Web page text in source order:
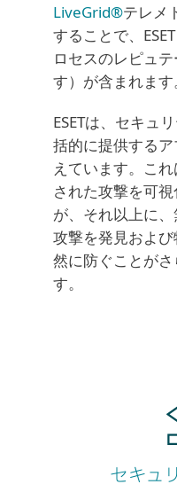
LiveGrid®テレメ
することで、
ロセスのレピュ
す）が含まれます
ESETは、セキュ
括的に提供する
えています。こ
された攻撃を可
が、それ以上に
攻撃を発見およ
然に防ぐことが
す。
セキュ